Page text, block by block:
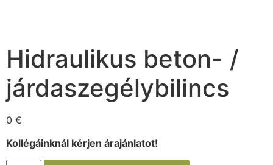
Hidraulikus beton- /
járdaszegélybilincs
0 €
Kollégáinknál kérjen árajánlatot!